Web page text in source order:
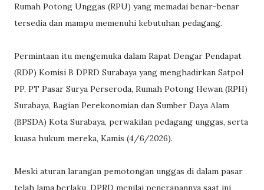
Rumah Potong Unggas (RPU) yang memadai benar-benar
tersedia dan mampu memenuhi kebutuhan pedagang.
Permintaan itu mengemuka dalam Rapat Dengar Pendapat
(RDP) Komisi B DPRD Surabaya yang menghadirkan Satpol
PP, PT Pasar Surya Perseroda, Rumah Potong Hewan (RPH)
Surabaya, Bagian Perekonomian dan Sumber Daya Alam
(BPSDA) Kota Surabaya, perwakilan pedagang unggas, serta
kuasa hukum mereka, Kamis (4/6/2026).
Meski aturan larangan pemotongan unggas di dalam pasar
telah lama berlaku, DPRD menilai penerapannya saat ini